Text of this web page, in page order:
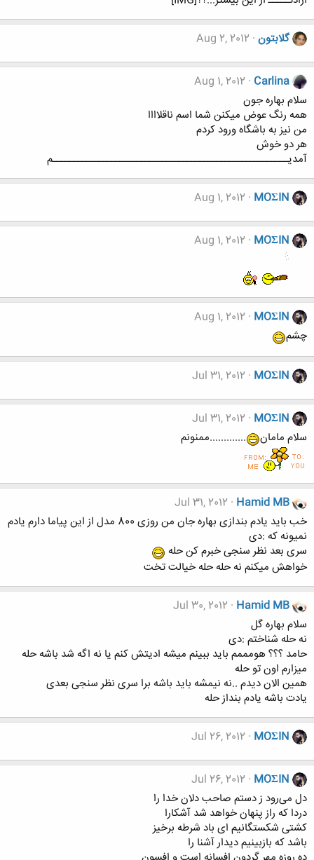
گلابتون Aug 2, 2012
Carlina
Aug 1, 2012
سلام بهاره جون
همه رنگ عوض میکنن شما اسم ناقلاااا
من نیز به باشگاه ورود کردم
هر دو خوش
آمدیــــــــــــــــــــــــــــــــــــــــــــــــــــــــم
MOΣIN
Aug 1, 2012
MOΣIN
Aug 1, 2012
MOΣIN
Aug 1, 2012
چشم
MOΣIN
Jul 31, 2012
MOΣIN
Jul 31, 2012
سلام مامان
.............ممنونم
Hamid MB
Jul 31, 2012
خب باید یادم بندازی بهاره جان من روزی 800 مدل از این پیاما دارم یادم
نمیونه که :دی
سری بعد نظر سنجی خبرم کن حله
خواهش میکنم نه حله حله خیالت تخت
Hamid MB
Jul 30, 2012
سلام بهاره گل
نه حله شناختم :دی
حامد ؟؟؟ هومممم باید ببینم میشه ادیتش کنم یا نه اگه شد باشه حله
میزارم اون تو حله
همین الان دیدم ..نه نیمشه باید باشه برا سری نظر سنجی بعدی
یادت باشه یادم بنداز حله
MOΣIN
Jul 26, 2012
MOΣIN
Jul 26, 2012
دل می‌رود ز دستم صاحب دلان خدا را
دردا که راز پنهان خواهد شد آشکارا
کشتی شکستگانیم ای باد شرطه برخیز
باشد که بازبینیم دیدار آشنا را